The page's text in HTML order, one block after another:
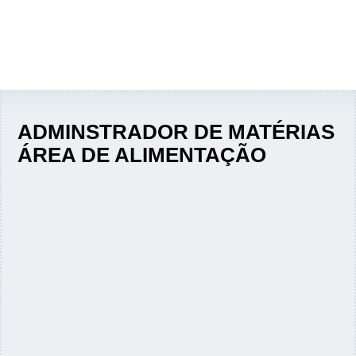
ADMINSTRADOR DE MATÉRIAS
ÁREA DE ALIMENTAÇÃO